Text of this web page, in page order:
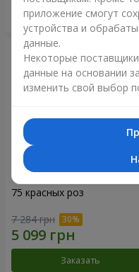
Заказать
75 красных роз
7 284 грн
Заказать
приложение смогут
устройства и
данные.
Некоторые
данные на основании
изменить свой выбор